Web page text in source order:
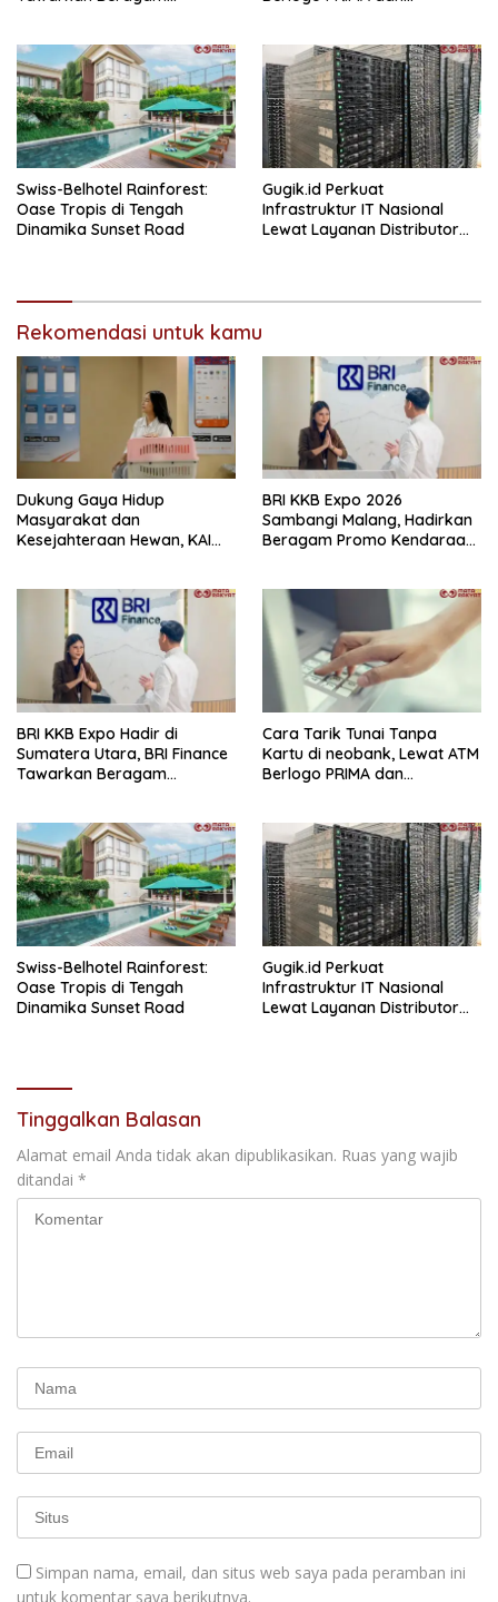
Swiss-Belhotel Rainforest:
Oase Tropis di Tengah
Dinamika Sunset Road
Gugik.id Perkuat
Infrastruktur IT Nasional
Lewat Layanan Distributor
Rekomendasi untuk kamu
Dukung Gaya Hidup
Masyarakat dan
Kesejahteraan Hewan, KAI
Semester I 2026
BRI KKB Expo 2026
Sambangi Malang, Hadirkan
Beragam Promo Kendaraan
BRI KKB Expo Hadir di
Sumatera Utara, BRI Finance
Tawarkan Beragam
Cara Tarik Tunai Tanpa
Kartu di neobank, Lewat ATM
Berlogo PRIMA dan
Swiss-Belhotel Rainforest:
Oase Tropis di Tengah
Dinamika Sunset Road
Gugik.id Perkuat
Infrastruktur IT Nasional
Lewat Layanan Distributor
Tinggalkan Balasan
Alamat email Anda tidak akan dipublikasikan. Ruas yang wajib
ditandai *
Simpan nama, email, dan situs web saya pada peramban ini
untuk komentar saya berikutnya.